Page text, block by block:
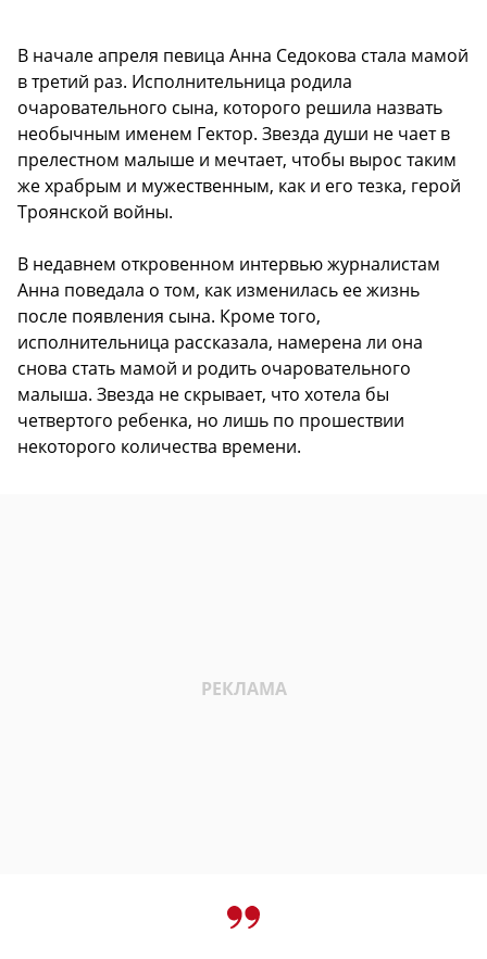
В начале апреля певица Анна Седокова стала мамой
в третий раз. Исполнительница родила
очаровательного сына, которого решила назвать
необычным именем Гектор. Звезда души не чает в
прелестном малыше и мечтает, чтобы вырос таким
же храбрым и мужественным, как и его тезка, герой
Троянской войны.
В недавнем откровенном интервью журналистам
Анна поведала о том, как изменилась ее жизнь
после появления сына. Кроме того,
исполнительница рассказала, намерена ли она
снова стать мамой и родить очаровательного
малыша. Звезда не скрывает, что хотела бы
четвертого ребенка, но лишь по прошествии
некоторого количества времени.